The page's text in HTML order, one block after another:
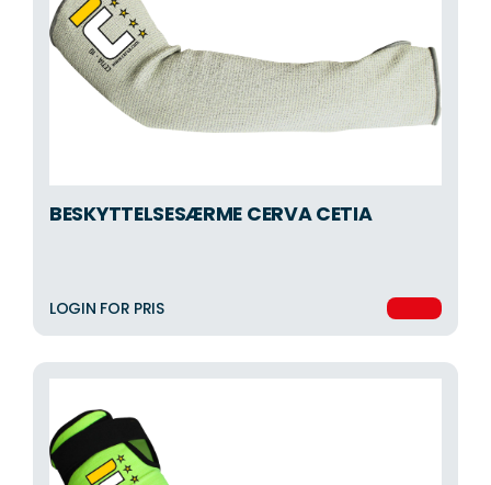
BESKYTTELSESÆRME CERVA CETIA
LOGIN FOR PRIS